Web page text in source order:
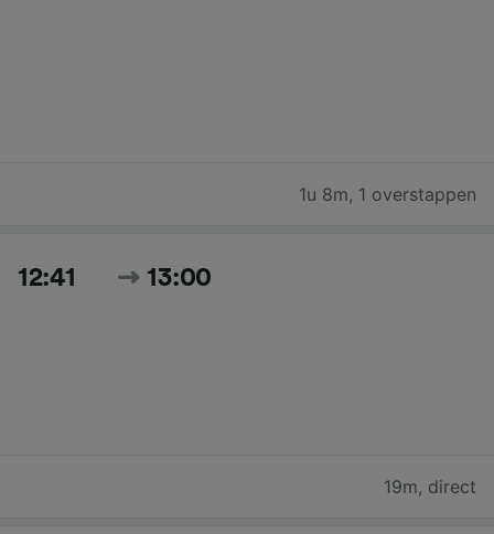
1u 8m, 1 overstappen
12:41 13:00
19m, direct